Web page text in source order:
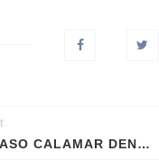
JUEZA DEL CASO CALAMAR DENUNCIA DESDE QUE ASUMIÓ EL CASO ES PERSEGUIDA POR UN CARRO BLANCO